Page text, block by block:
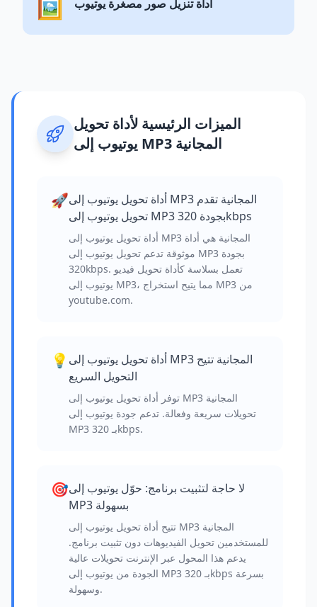
🖼️ أداة تنزيل صور مصغرة يوتيوب
الميزات الرئيسية لأداة تحويل
يوتيوب إلى MP3 المجانية
🚀أداة تحويل يوتيوب إلى MP3 المجانية تقدم
تحويل يوتيوب إلى MP3 بجودة 320kbps
أداة تحويل يوتيوب إلى MP3 المجانية هي أداة
موثوقة تدعم تحويل يوتيوب إلى MP3 بجودة
320kbps. تعمل بسلاسة كأداة تحويل فيديو
يوتيوب إلى MP3، مما يتيح استخراج MP3 من
youtube.com.
💡 أداة تحويل يوتيوب إلى MP3 المجانية تتيح
التحويل السريع
توفر أداة تحويل يوتيوب إلى MP3 المجانية
تحويلات سريعة وفعالة. تدعم جودة يوتيوب إلى
MP3 بـ 320kbps.
🎯لا حاجة لتثبيت برنامج: حوّل يوتيوب إلى
MP3 بسهولة
تتيح أداة تحويل يوتيوب إلى MP3 المجانية
للمستخدمين تحويل الفيديوهات دون تثبيت برنامج.
يدعم هذا المحول عبر الإنترنت تحويلات عالية
الجودة من يوتيوب إلى MP3 بـ 320kbps بسرعة
وسهولة.